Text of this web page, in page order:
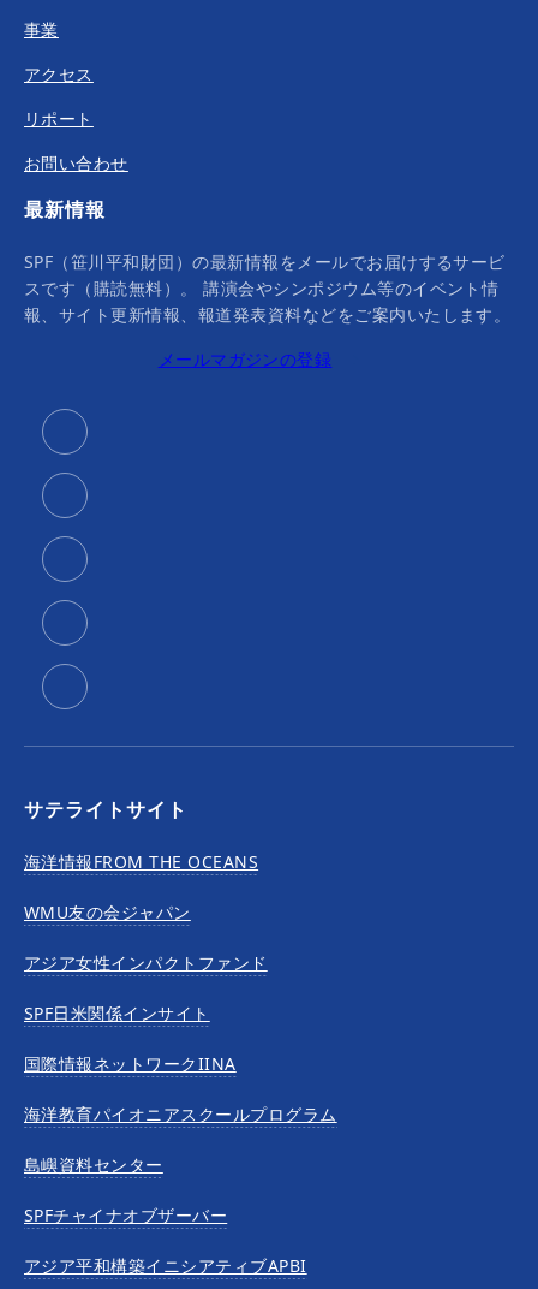
事業
アクセス
リポート
お問い合わせ
最新情報
SPF（笹川平和財団）の最新情報をメールでお届けするサービ
スです（購読無料）。 講演会やシンポジウム等のイベント情
報、サイト更新情報、報道発表資料などをご案内いたします。
メールマガジンの登録
サテライトサイト
海洋情報FROM THE OCEANS
WMU友の会ジャパン
アジア女性インパクトファンド
SPF日米関係インサイト
国際情報ネットワークIINA
海洋教育パイオニアスクールプログラム
島嶼資料センター
SPFチャイナオブザーバー
アジア平和構築イニシアティブAPBI